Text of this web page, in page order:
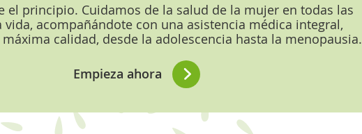
el principio. Cuidamos de la salud de la mujer en todas las
vida, acompañándote con una asistencia médica integral,
calidad, desde la adolescencia hasta la menopausia.
Empieza ahora